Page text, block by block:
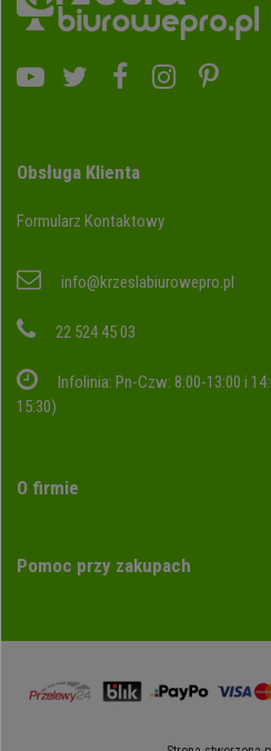
Obsługa Klienta
Formularz Kontaktowy
info@krzeslabiurowepro.pl
22 524 45 03
Infolinia: Pn-Czw: 8:00-13:00 i
15:30)
O firmie
Pomoc przy zakupach